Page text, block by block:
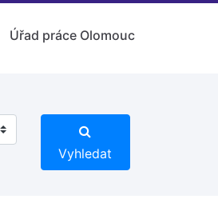
Úřad práce Olomouc
Vyhledat